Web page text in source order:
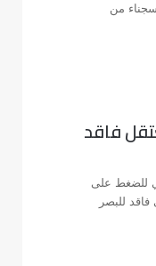
من
فاقد
للضغط على
للبصر